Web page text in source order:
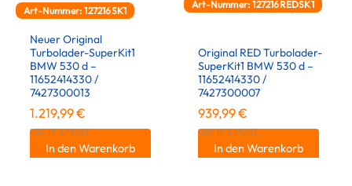
Art-Nummer: 127216SK1
Neuer Original
Turbolader-SuperKit1
BMW 530 d –
11652414330 /
7427300013
1.219,99€
inkl. 19 % MwSt.
In den Warenkorb
Art-Nummer: 127216REDSK1
Original RED Turbolader-
SuperKit1 BMW 530 d –
11652414330 /
7427300007
939,99€
inkl. 19 % MwSt.
In den Warenkorb